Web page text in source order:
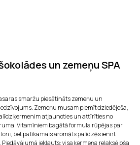
un zemeņu SPA
smaržu piesātināts zemeņu un
Zemeņu musam piemīt dziedējoša,
ķermenim atjaunoties un attīrīties no
Vitamīniem bagātā formula rūpējas par
bet patīkamais aromāts palīdzēs ienirt
iekļauts: visa ķermeņa relaksējoša